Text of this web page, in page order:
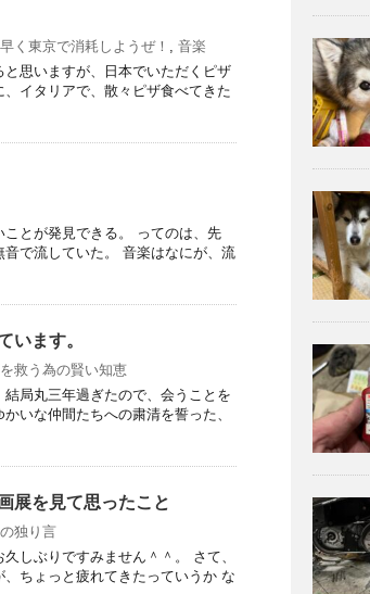
早く東京で消耗しようぜ！ , 音楽
思いますが、日本でいただくピザ
イタリアで、散々ピザ食べてきた
とが発見できる。 ってのは、先
で流していた。 音楽はなにが、流
います。
救う為の賢い知恵
局丸三年過ぎたので、会うことを
いな仲間たちへの粛清を誓った、
展を見て思ったこと
独り言
しぶりですみません＾＾。 さて、
ちょっと疲れてきたっていうか な